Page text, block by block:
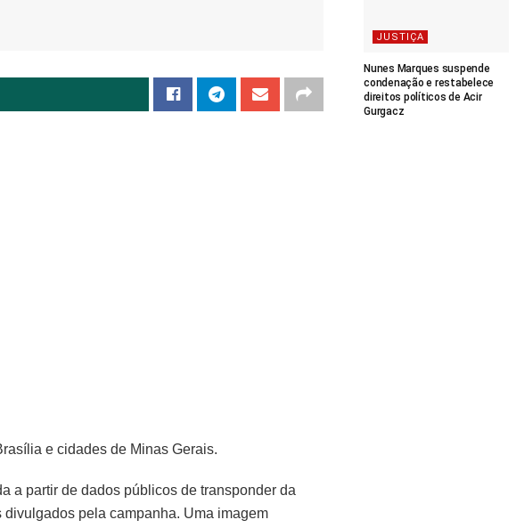
e cidades de Minas Gerais.
a partir de dados públicos de transponder da
pela campanha. Uma imagem
JUSTIÇA
Nunes Marques suspende
condenação e restabelece
direitos políticos de Acir
Gurgacz